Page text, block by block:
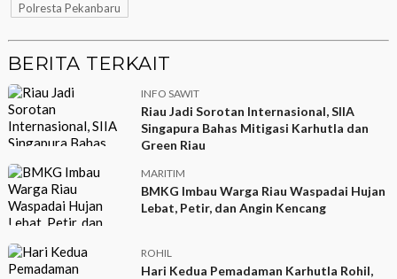
Polresta Pekanbaru
BERITA TERKAIT
INFO SAWIT
Riau Jadi Sorotan Internasional, SIIA
Singapura Bahas Mitigasi Karhutla dan
Green Riau
MARITIM
BMKG Imbau Warga Riau Waspadai Hujan
Lebat, Petir, dan Angin Kencang
ROHIL
Hari Kedua Pemadaman Karhutla Rohil,